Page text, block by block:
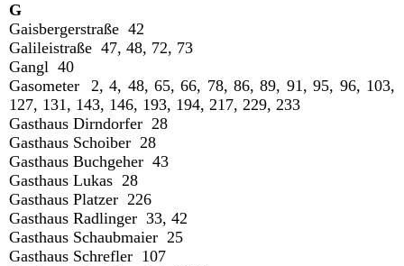
G
Gaisbergerstraße 42
Galileistraße 47, 48, 72, 73
Gangl 40
Gasometer 2, 4, 48, 65, 66, 78, 86, 89, 91, 95, 96, 103,
127, 131, 143, 146, 193, 194, 217, 229, 233
Gasthaus Dirndorfer 28
Gasthaus Schoiber 28
Gasthaus Buchgeher 43
Gasthaus Lukas 28
Gasthaus Platzer 226
Gasthaus Radlinger 33, 42
Gasthaus Schaubmaier 25
Gasthaus Schrefler 107